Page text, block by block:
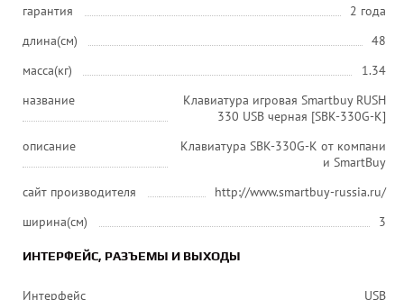
гарантия
2 года
длина(см)
48
масса(кг)
1.34
название
Клавиатура игровая Smartbuy RUSH
330 USB черная [SBK-330G-K]
описание
Клавиатура SBK-330G-K от компани
и SmartBuy
сайт производителя
http://www.smartbuy-russia.ru/
ширина(см)
3
ИНТЕРФЕЙС, РАЗЪЕМЫ И ВЫХОДЫ
Интерфейс
USB